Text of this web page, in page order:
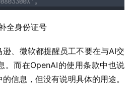
全身份证号
、微软都提醒员工不要在与AI交
。而在OpenAI的使用条款中也说
信息，但没有说明具体的用途。